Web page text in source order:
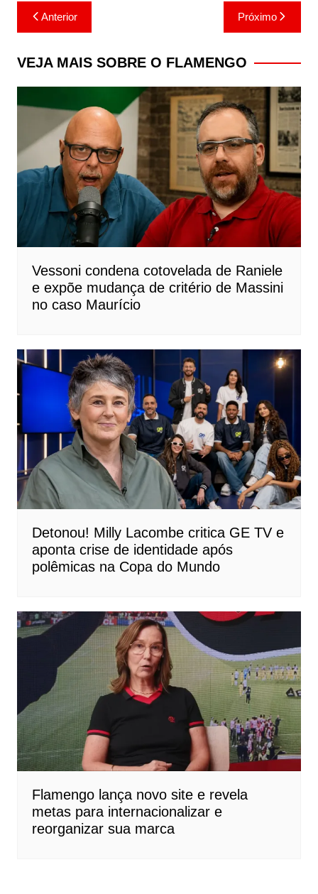
Navegação
de
Post
Anterior Próximo
VEJA MAIS SOBRE O FLAMENGO
Vessoni condena cotovelada de Raniele
e expõe mudança de critério de Massini
no caso Maurício
Detonou! Milly Lacombe critica GE TV e
aponta crise de identidade após
polêmicas na Copa do Mundo
Flamengo lança novo site e revela
metas para internacionalizar e
reorganizar sua marca